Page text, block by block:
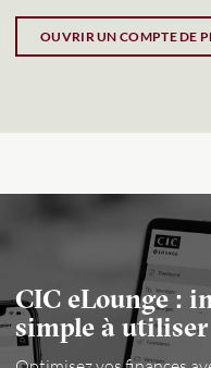
OUVRIR UN COMPTE DE
CIC eLounge :
simple à utiliser